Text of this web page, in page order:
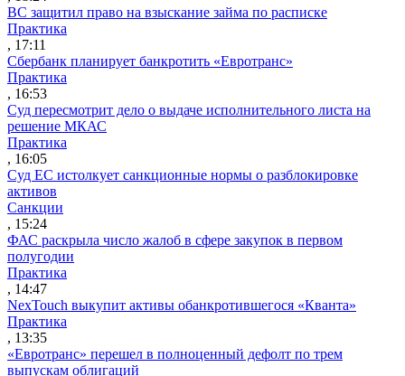
ВС защитил право на взыскание займа по расписке
Практика
, 17:11
Сбербанк планирует банкротить «Евротранс»
Практика
, 16:53
Суд пересмотрит дело о выдаче исполнительного листа на
решение МКАС
Практика
, 16:05
Суд ЕС истолкует санкционные нормы о разблокировке
активов
Санкции
, 15:24
ФАС раскрыла число жалоб в сфере закупок в первом
полугодии
Практика
, 14:47
NexTouch выкупит активы обанкротившегося «Кванта»
Практика
, 13:35
«Евротранс» перешел в полноценный дефолт по трем
выпускам облигаций